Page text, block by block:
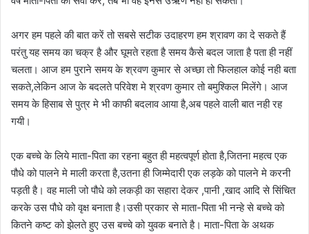
अगर हम पहले की बात करें तो सबसे सटीक उदाहरण हम श्रावण का दे सकते हैं
परंतु यह समय का चक्र है और घूमते रहता है समय कैसे बदल जाता है पता ही नहीं
चलता। आज हम पुराने समय के श्रवण कुमार से अच्छा तो फिलहाल कोई नही बता
सकते,लेकिन आज के बदलते परिवेश मे श्रवण कुमार तो बमुश्किल मिलेंगे। आज
समय के हिसाब से पुत्र मे भी काफी बदलाव आया है,अब पहले वाली बात नही रह
गयी।
एक बच्चे के लिये माता-पिता का रहना बहुत ही महत्वपूर्ण होता है,जितना महत्व एक
पौधे को पालने मे माली करता है,उतना ही जिम्मेदारी एक लड़के को पालने मे करनी
पड़ती है। वह माली जो पौधे को लकड़ी का सहारा देकर ,पानी ,खाद आदि से सिंचित
करके उस पौधे को वृक्ष बनाता है।उसी प्रकार से माता-पिता भी नन्हे से बच्चे को
कितने कष्ट को झेलते हुए उस बच्चे को युवक बनाते है। माता-पिता के अथक